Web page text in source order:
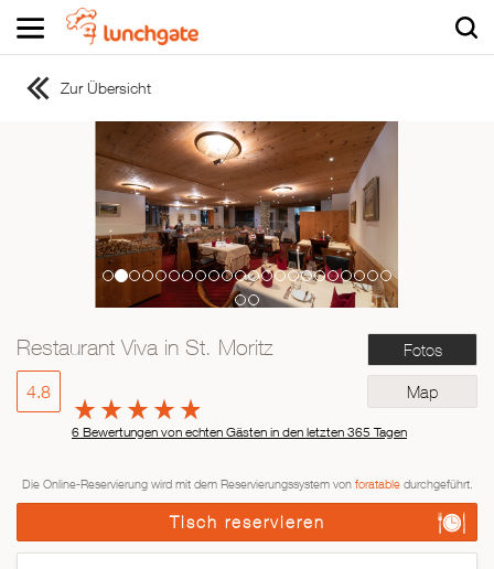
ZUR STARTSEITE
ZUR RESTAURANTSUCHE
Asiatisch
Italienisch
Französisch
Mexikanisch
Spanisch
Zur Übersicht
Fotos
Map
Restaurant Viva in St. Moritz
4.8
6 Bewertungen von echten Gästen in den letzten 365 Tagen
Die Online-Reservierung wird mit dem Reservierungssystem von foratabledurchgeführt.
Tisch reservieren